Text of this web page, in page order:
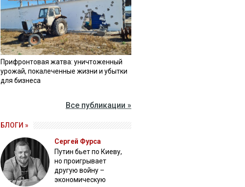
Прифронтовая жатва: уничтоженный
урожай, покалеченные жизни и убытки
для бизнеса
Все публикации »
БЛОГИ »
Сергей Фурса
Путин бьет по Киеву,
но проигрывает
другую войну –
экономическую